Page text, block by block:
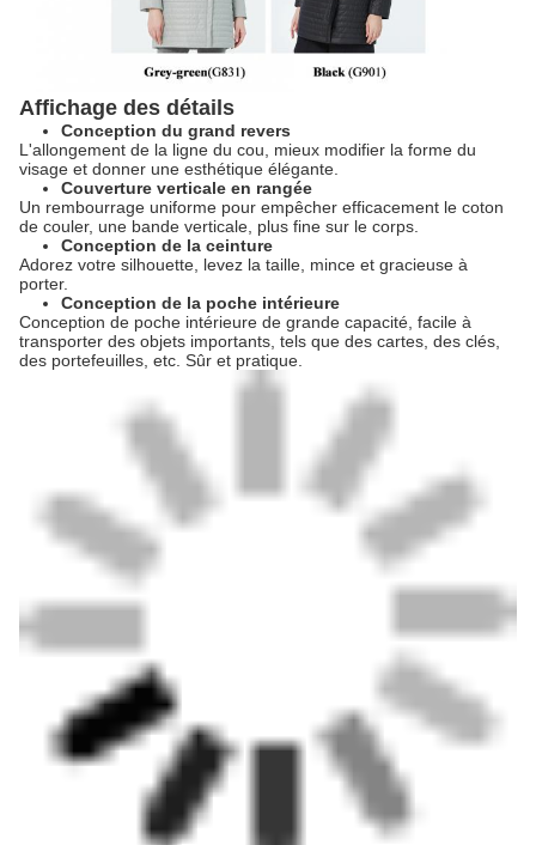
Affichage des détails
Conception du grand revers
L'allongement de la ligne du cou, mieux modifier la forme du
visage et donner une esthétique élégante.
Couverture verticale en rangée
Un rembourrage uniforme pour empêcher efficacement le coton
de couler, une bande verticale, plus fine sur le corps.
Conception de la ceinture
Adorez votre silhouette, levez la taille, mince et gracieuse à
porter.
Conception de la poche intérieure
Conception de poche intérieure de grande capacité, facile à
transporter des objets importants, tels que des cartes, des clés,
des portefeuilles, etc. Sûr et pratique.